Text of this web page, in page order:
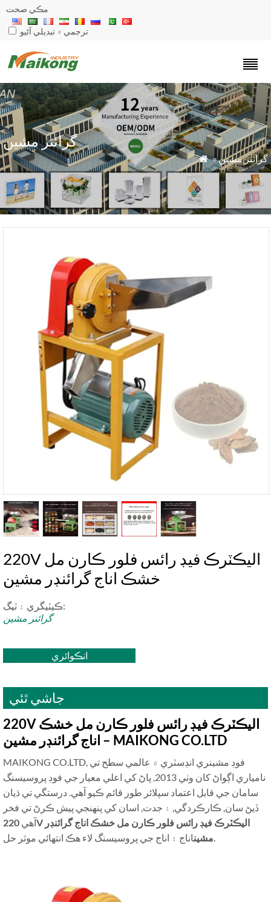
مڪي صحت
ترجمي ۾ تبديلي آڻيو
گرائنر مشين
 »گرائنر مشين
220V اليڪٽرڪ فيڊ رائس فلور ڪارن مل
خشڪ اناج گرائنڊر مشين
ڪيٽيگري ۽ ٽيگ:
گرائنر مشين
انڪوائري
جاشي ٿئي
220V اليڪٽرڪ فيڊ رائس فلور ڪارن مل خشڪ
اناج گرائنڊر مشين – MAIKONG CO.LTD
MAIKONG CO.LTD, فوڊ مشينري انڊسٽري ۾ عالمي سطح تي
نامياري اڳواڻ کان وٺي 2013, پاڻ کي اعلي معيار جي فوڊ پروسيسنگ
سامان جي قابل اعتماد سپلائر طور قائم ڪيو آهي. درستگي تي ڌيان
ڏيڻ سان, ڪارڪردگي, ۽ جدت, اسان کي پنهنجي پيش ڪرڻ تي فخر
آهي 220V اليڪٽرڪ فيڊ رائس فلور ڪارن مل خشڪ اناج گرائنڊر
مشين